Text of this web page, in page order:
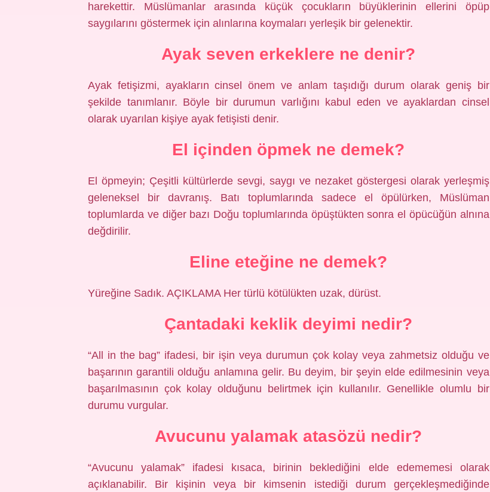
harekettir. Müslümanlar arasında küçük çocukların büyüklerinin ellerini öpüp
saygılarını göstermek için alınlarına koymaları yerleşik bir gelenektir.
Ayak seven erkeklere ne denir?
Ayak fetişizmi, ayakların cinsel önem ve anlam taşıdığı durum olarak geniş bir
şekilde tanımlanır. Böyle bir durumun varlığını kabul eden ve ayaklardan cinsel
olarak uyarılan kişiye ayak fetişisti denir.
El içinden öpmek ne demek?
El öpmeyin; Çeşitli kültürlerde sevgi, saygı ve nezaket göstergesi olarak yerleşmiş
geleneksel bir davranış. Batı toplumlarında sadece el öpülürken, Müslüman
toplumlarda ve diğer bazı Doğu toplumlarında öpüştükten sonra el öpücüğün alnına
değdirilir.
Eline eteğine ne demek?
Yüreğine Sadık. AÇIKLAMA Her türlü kötülükten uzak, dürüst.
Çantadaki keklik deyimi nedir?
“All in the bag” ifadesi, bir işin veya durumun çok kolay veya zahmetsiz olduğu ve
başarının garantili olduğu anlamına gelir. Bu deyim, bir şeyin elde edilmesinin veya
başarılmasının çok kolay olduğunu belirtmek için kullanılır. Genellikle olumlu bir
durumu vurgular.
Avucunu yalamak atasözü nedir?
“Avucunu yalamak” ifadesi kısaca, birinin beklediğini elde edememesi olarak
açıklanabilir. Bir kişinin veya bir kimsenin istediği durum gerçekleşmediğinde